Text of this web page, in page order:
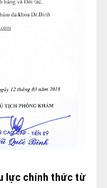
lực chính thức từ